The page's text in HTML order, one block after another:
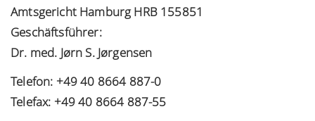
Amtsgericht Hamburg HRB 155851
Geschäftsführer:
Dr. med. Jørn S. Jørgensen
Telefon: +49 40 8664 887-0
Telefax: +49 40 8664 887-55